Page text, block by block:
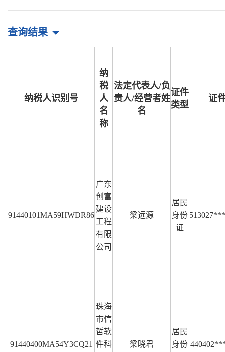
查询结果
纳税人识别号
纳
税
人
名
称
法定代表人/负
责人/经营者姓
名
证件
类型
证
91440101MA59HWDR86
广东
创富
建设
工程
有限
公司
梁远源
居民
身份
证
91440400MA54Y3CQ21
珠海
市信
哲软
件科
梁晓君
居民
身份